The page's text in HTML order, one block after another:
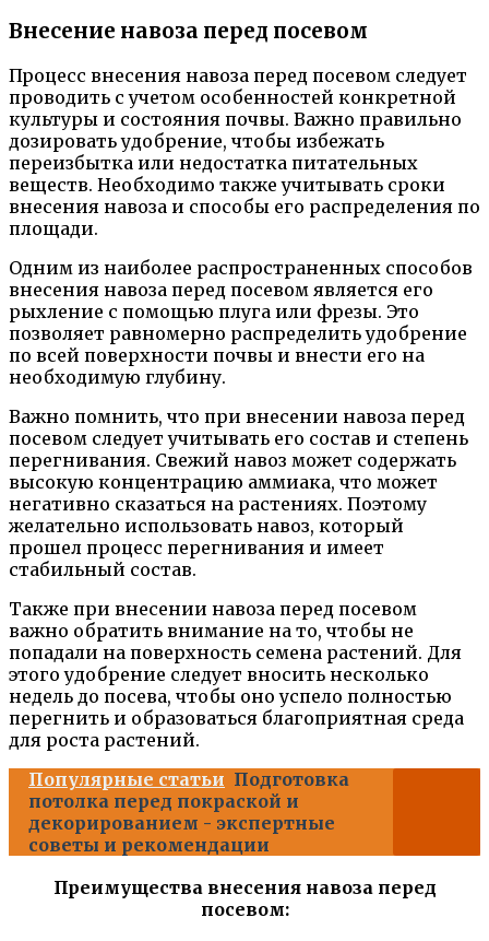
Внесение навоза перед посевом
Процесс внесения навоза перед посевом следует
проводить с учетом особенностей конкретной
культуры и состояния почвы. Важно правильно
дозировать удобрение, чтобы избежать
переизбытка или недостатка питательных
веществ. Необходимо также учитывать сроки
внесения навоза и способы его распределения по
площади.
Одним из наиболее распространенных способов
внесения навоза перед посевом является его
рыхление с помощью плуга или фрезы. Это
позволяет равномерно распределить удобрение
по всей поверхности почвы и внести его на
необходимую глубину.
Важно помнить, что при внесении навоза перед
посевом следует учитывать его состав и степень
перегнивания. Свежий навоз может содержать
высокую концентрацию аммиака, что может
негативно сказаться на растениях. Поэтому
желательно использовать навоз, который
прошел процесс перегнивания и имеет
стабильный состав.
Также при внесении навоза перед посевом
важно обратить внимание на то, чтобы не
попадали на поверхность семена растений. Для
этого удобрение следует вносить несколько
недель до посева, чтобы оно успело полностью
перегнить и образоваться благоприятная среда
для роста растений.
Популярные статьи Подготовка
потолка перед покраской и
декорированием - экспертные
советы и рекомендации
Преимущества внесения навоза перед
посевом: